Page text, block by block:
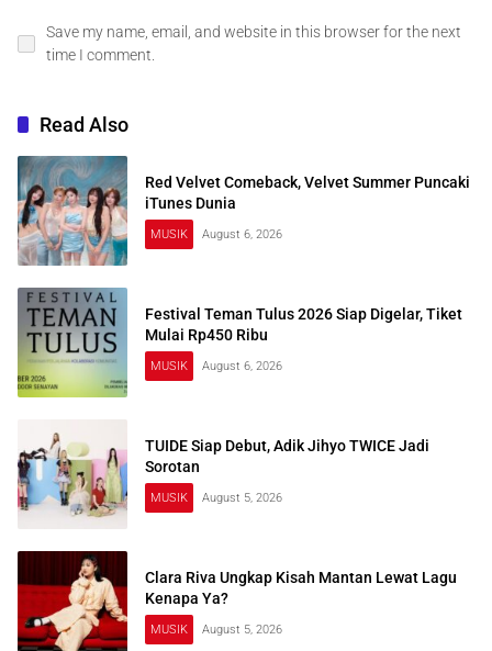
Save my name, email, and website in this browser for the next
time I comment.
Read Also
Red Velvet Comeback, Velvet Summer Puncaki
iTunes Dunia
MUSIK August 6, 2026
Festival Teman Tulus 2026 Siap Digelar, Tiket
Mulai Rp450 Ribu
MUSIK August 6, 2026
TUIDE Siap Debut, Adik Jihyo TWICE Jadi
Sorotan
MUSIK August 5, 2026
Clara Riva Ungkap Kisah Mantan Lewat Lagu
Kenapa Ya?
MUSIK August 5, 2026